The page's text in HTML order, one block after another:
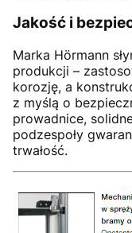
Jakość i
Marka Hörmann
produkcji –
korozję, a
z myślą o
prowadnice,
podzespoły
trwałość.